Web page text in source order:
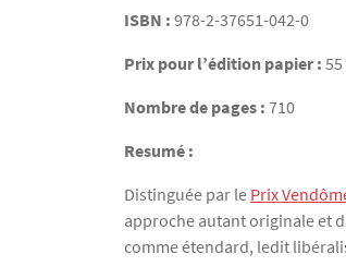
ISBN : 978-2-37651-042-0
Prix pour l’édition papier : 55
Nombre de pages : 710
Resumé :
Distinguée par le Prix
approche autant originale et
comme étendard, ledit